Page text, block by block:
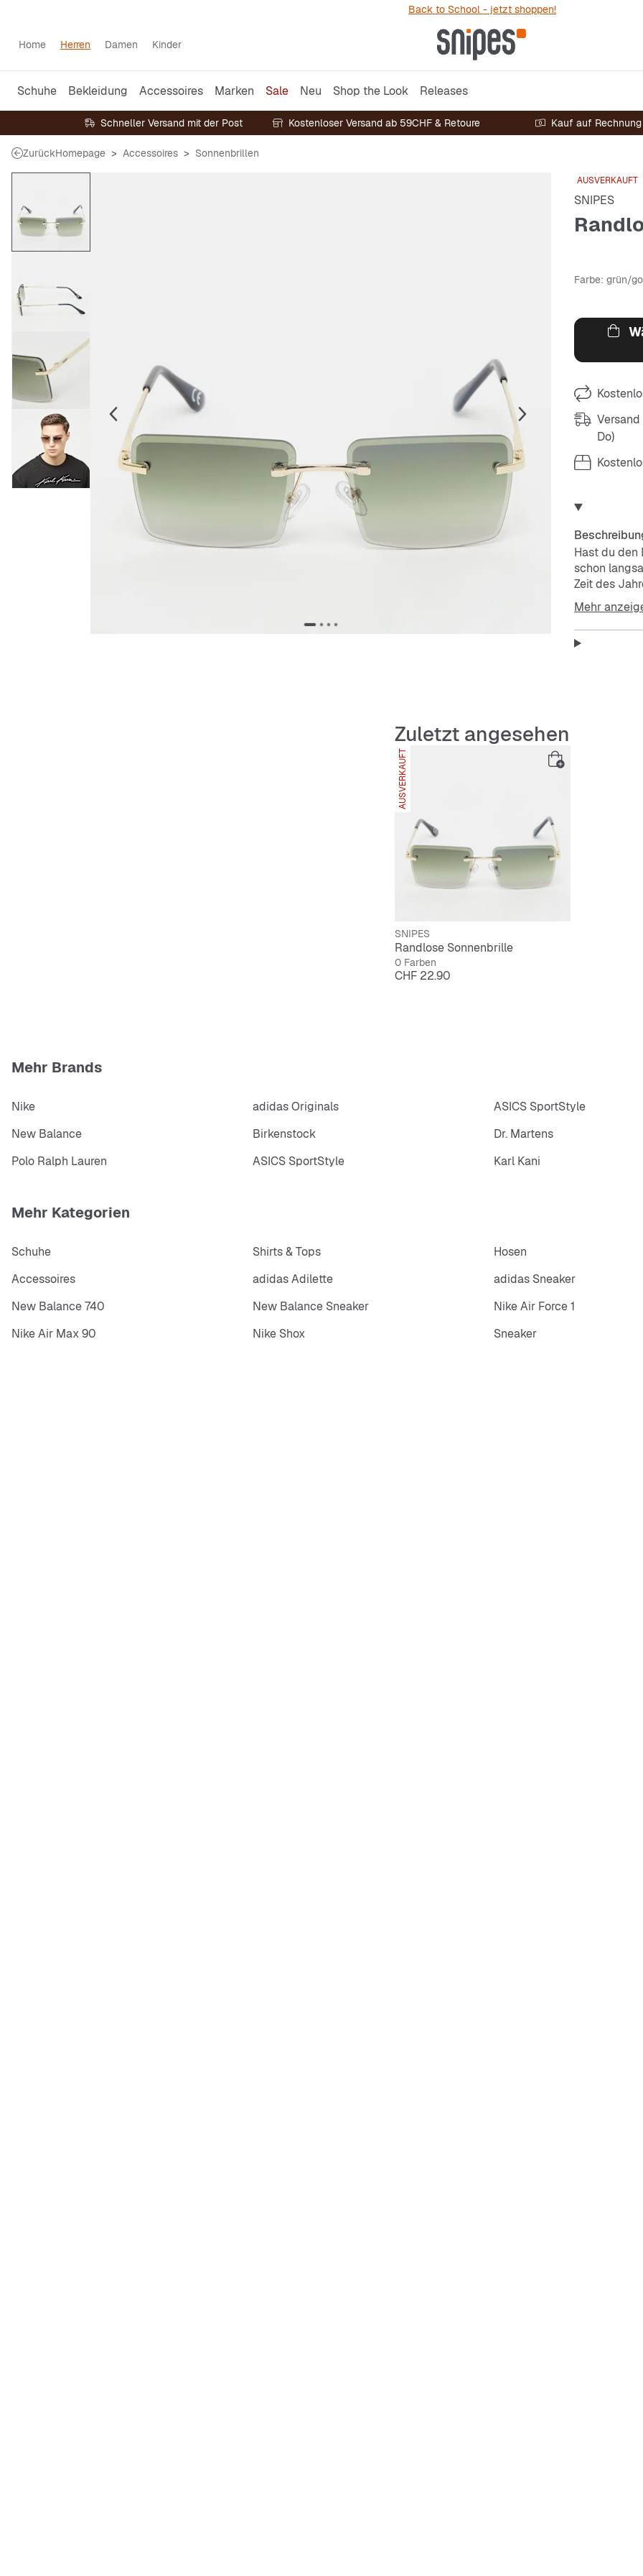
Back to School - jetzt shoppen!
Home Herren Damen Kinder
Schuhe Bekleidung Accessoires Marken Sale Neu Shop the Look Releases
Schneller Versand mit der Post Kostenloser Versand ab 59CHF & Retoure Kauf auf Rechnung
ZurückHomepage Accessoires Sonnenbrillen
AUSVERKAUFT
SNIPES
Farbe: grün/
Do)
Hast du den
schon
Zeit des
chillige
den du
Eyecatcher
Mehr
Zuletzt angesehen
AUSVERKAUFT
SNIPES
Randlose Sonnenbrille
0 Farben
Preis
CHF 22.90
Mehr Brands
Nike adidas Originals ASICS SportStyle
New Balance
Birkenstock Dr. Martens
Polo Ralph Lauren
ASICS SportStyle Karl Kani
Mehr Kategorien
Schuhe Shirts & Tops Hosen
Accessoires
adidas Adilette adidas Sneaker
New Balance 740
New Balance Sneaker Nike Air Force 1
Nike Air Max 90
Nike Shox Sneaker